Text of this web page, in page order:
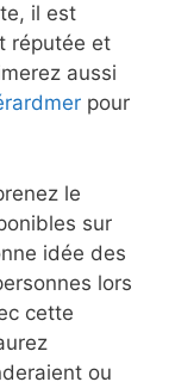
il est
réputée et
aussi
pour
le
sur
idée des
lors
cette
ou